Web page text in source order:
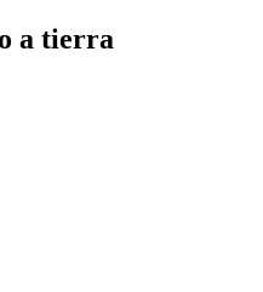
a tierra